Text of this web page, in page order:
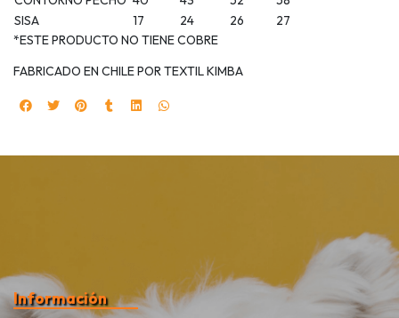
SISA
17 24 26
27
*ESTE PRODUCTO NO TIENE COBRE
FABRICADO EN CHILE POR TEXTIL KIMBA
Información